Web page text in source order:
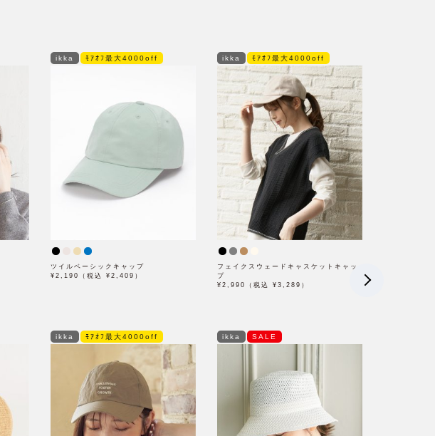
ikka ﾓｱｵﾌ最大4000off
ツイルベーシックキャップ
¥2,190（税込 ¥2,409）
ikka ﾓｱｵﾌ最大4000off
フェイクスウェードキャスケットキャッ
プ
¥2,990（税込 ¥3,289）
ikka ﾓｱｵﾌ最大4000off ikka SALE